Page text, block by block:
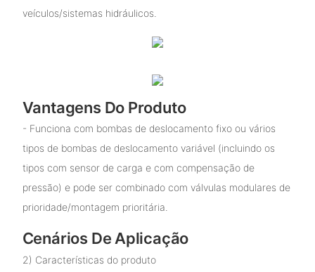
veículos/sistemas hidráulicos.
Vantagens Do Produto
- Funciona com bombas de deslocamento fixo ou vários
tipos de bombas de deslocamento variável (incluindo os
tipos com sensor de carga e com compensação de
pressão) e pode ser combinado com válvulas modulares de
prioridade/montagem prioritária.
Cenários De Aplicação
2) Características do produto